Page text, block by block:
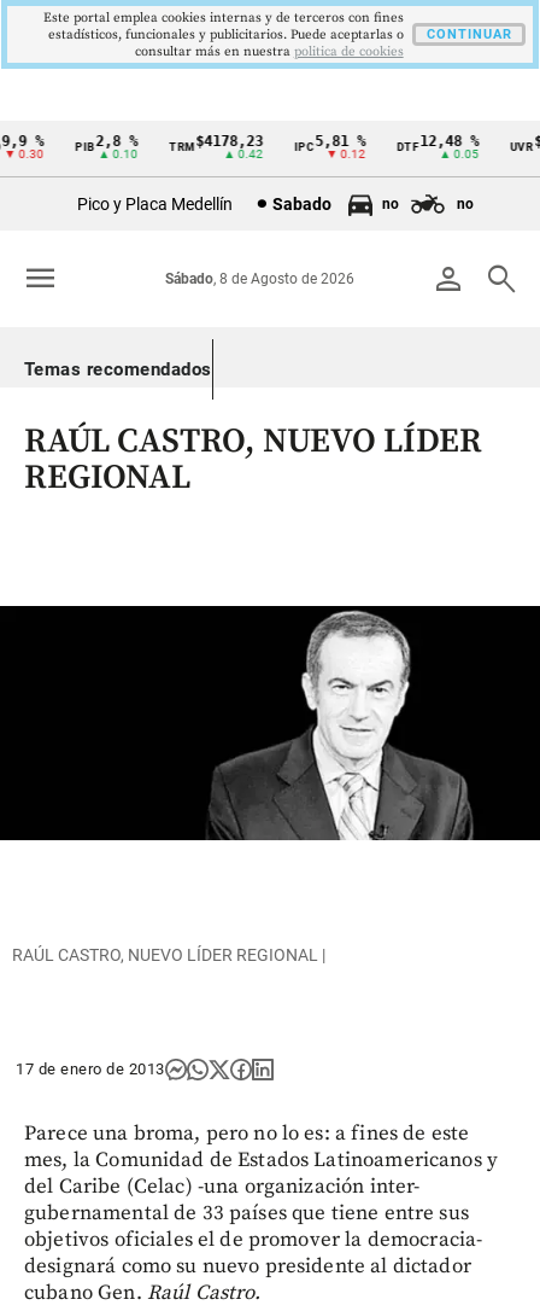
Cintillo
Colombia
% PIB2,8 %
▲ 0.10
TRM$4178,23
▲ 0.42
5,81 %
▼ 0.12
DTF12,48 %
▲ 0.05
UVR
Pico y Placa Medellín Sabado no no
person search
Sábado, 8 de Agosto de 2026
menu
Temas recomendados
RAÚL CASTRO, NUEVO LÍDER
REGIONAL
RAÚL CASTRO, NUEVO LÍDER REGIONAL |
17 de enero de 2013
Parece una broma, pero no lo es: a fines de este
mes, la Comunidad de Estados Latinoamericanos y
del Caribe (Celac) -una organización inter-
gubernamental de 33 países que tiene entre sus
objetivos oficiales el de promover la democracia-
designará como su nuevo presidente al dictador
cubano Gen. Raúl Castro.
Este portal emplea cookies internas y de terceros con fines
estadísticos, funcionales y publicitarios. Puede aceptarlas o
consultar más en nuestra politica de cookies
CONTINUAR